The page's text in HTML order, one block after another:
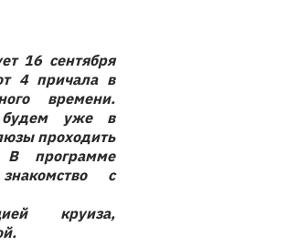
16 сентября
4 причала в
времени.
будем уже в
проходить
программе
с
круиза,